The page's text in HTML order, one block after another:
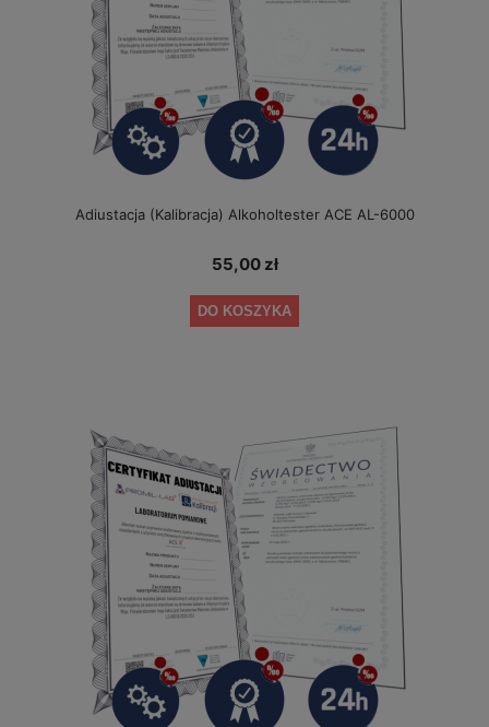
Adiustacja (Kalibracja) Alkoholtester ACE AL-6000
55,00 zł
DO KOSZYKA